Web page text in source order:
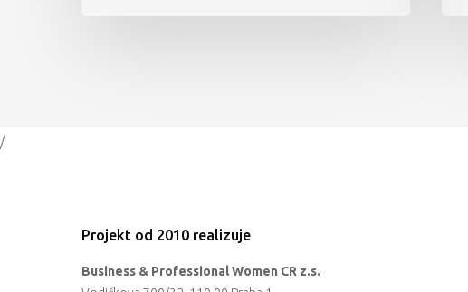
/
Projekt od 2010 realizuje
Business & Professional Women CR z.s.